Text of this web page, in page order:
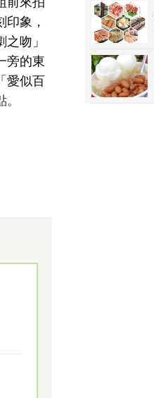
象，
吻」
旁的東
愛似百
如雙